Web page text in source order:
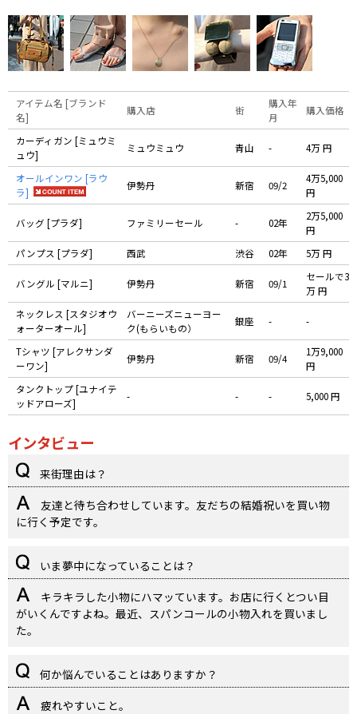
アイテム名 [ブランド
名]
購入店 街
購入年
月
購入価格
カーディガン [ミュウミ
ュウ]
ミュウミュウ 青山 - 4万 円
オールインワン [ラウ
ラ]
伊勢丹 新宿 09/2
4万5,000
円
バッグ [プラダ] ファミリーセール - 02年
2万5,000
円
パンプス [プラダ]
西武 渋谷 02年 5万 円
バングル [マルニ] 伊勢丹 新宿 09/1
セールで3
万 円
ネックレス [スタジオウ
ォーターオール]
バーニーズニューヨー
ク(もらいもの）
銀座 - -
Tシャツ [アレクサンダ
ーワン]
伊勢丹 新宿 09/4
1万9,000
円
タンクトップ [ユナイテ
ッドアローズ]
- - - 5,000 円
インタビュー
来街理由は？
友達と待ち合わせしています。友だちの結婚祝いを買い物
に行く予定です。
いま夢中になっていることは？
キラキラした小物にハマッています。お店に行くとつい目
がいくんですよね。最近、スパンコールの小物入れを買いまし
た。
何か悩んでいることはありますか？
疲れやすいこと。